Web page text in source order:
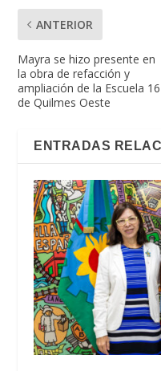
ANTERIOR
Mayra se hizo presente en
la obra de refacción y
ampliación de la Escuela 16
de Quilmes Oeste
ENTRADAS